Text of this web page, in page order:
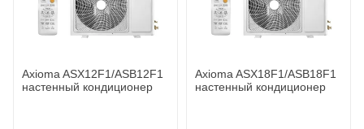
Axioma ASX12F1/ASB12F1
настенный кондиционер
Axioma ASX18F1/ASB18F1
настенный кондиционер